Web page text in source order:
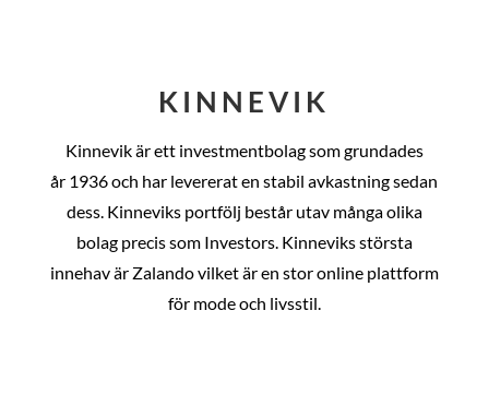
KINNEVIK
Kinnevik är ett investmentbolag som grundades
år 1936 och har levererat en stabil avkastning sedan
dess. Kinneviks portfölj består utav många olika
bolag precis som Investors. Kinneviks största
innehav är Zalando vilket är en stor online plattform
för mode och livsstil.